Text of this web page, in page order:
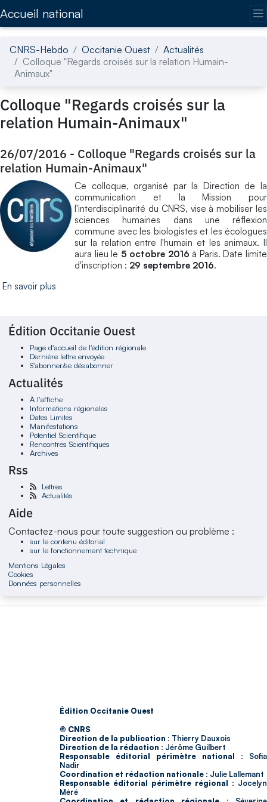
Accueil national
CNRS-Hebdo Occitanie Ouest
Actualités
Colloque "Regards croisés sur la relation Humain-
Animaux"
Colloque "Regards croisés sur la
relation Humain-Animaux"
26/07/2016 - Colloque "Regards croisés sur la
relation Humain-Animaux"
Ce colloque, organisé par la Direction de la
communication et la Mission pour
l'interdisciplinarité du CNRS, vise à mobiliser les
sciences humaines dans une réflexion
commune avec les biologistes et les écologues
sur la relation entre l'humain et les animaux. Il
aura lieu le 5 octobre 2016 à Paris. Date limite
d'inscription : 29 septembre 2016.
En savoir plus
Édition Occitanie Ouest
Page d'accueil de l'édition régionale
Dernière lettre envoyée
S'abonner/se désabonner
Actualités
À l'affiche
Informations régionales
Dates Limites
Manifestations
Potentiel Scientifique
Rencontres Scientifiques
Archives
Rss
Lettres
Actualités
Aide
Contactez-nous pour toute suggestion ou problème :
sur le contenu éditorial
sur le fonctionnement technique
Mentions Légales
Cookies
Données personnelles
Édition Occitanie Ouest
© CNRS
Direction de la publication : Thierry Dauxois
Direction de la rédaction : Jérôme Guilbert
Responsable éditorial périmètre national : Sofia
Nadir
Coordination et rédaction nationale : Julie Lallemant
Responsable éditorial périmètre régional : Jocelyn
Méré